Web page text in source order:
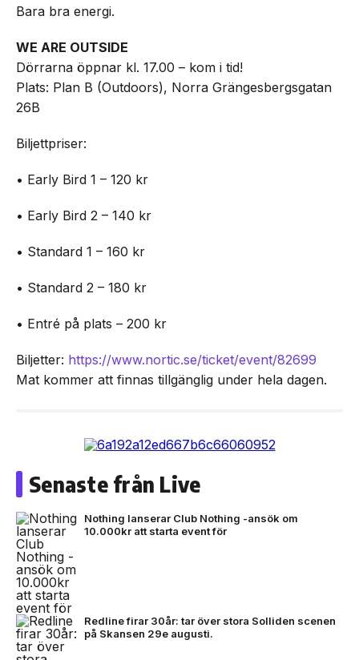
Bara bra energi.
WE ARE OUTSIDE
Dörrarna öppnar kl. 17.00 – kom i tid!
Plats: Plan B (Outdoors), Norra Grängesbergsgatan
26B
Biljettpriser:
• Early Bird 1 – 120 kr
• Early Bird 2 – 140 kr
• Standard 1 – 160 kr
• Standard 2 – 180 kr
• Entré på plats – 200 kr
Biljetter: https://www.nortic.se/ticket/event/82699
Mat kommer att finnas tillgänglig under hela dagen.
Senaste från Live
Nothing lanserar Club Nothing -ansök om
10.000kr att starta event för
Redline firar 30år: tar över stora Solliden scenen
på Skansen 29e augusti.